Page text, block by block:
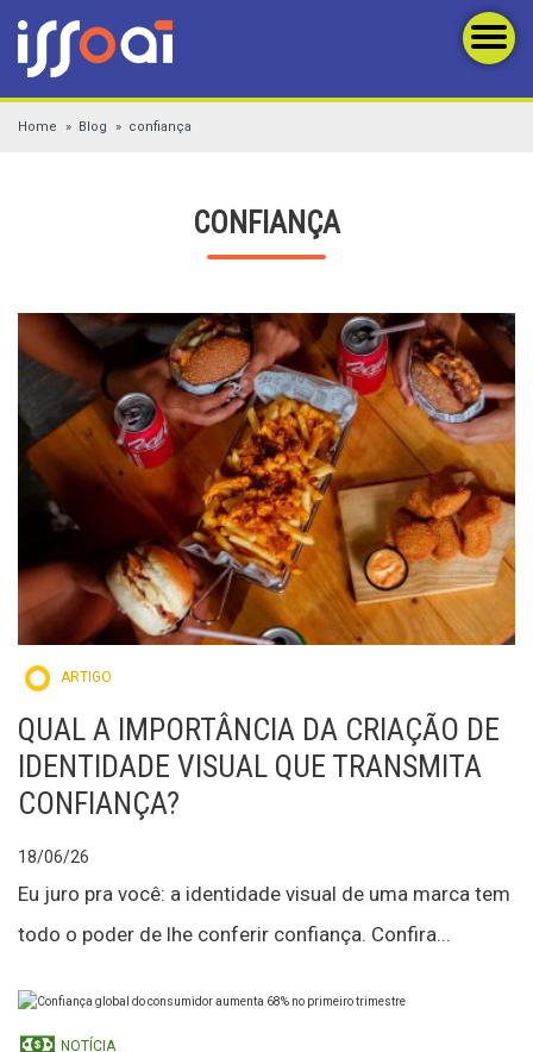
Home Blog confiança
CONFIANÇA
ARTIGO
QUAL A IMPORTÂNCIA DA CRIAÇÃO DE
IDENTIDADE VISUAL QUE TRANSMITA
CONFIANÇA?
18/06/26
Eu juro pra você: a identidade visual de uma marca tem
todo o poder de lhe conferir confiança. Confira...
NOTÍCIA